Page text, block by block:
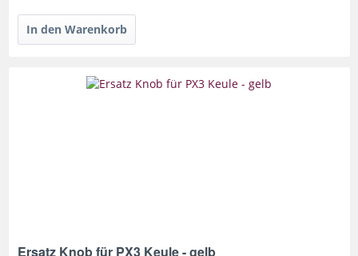
Ersatz Knob für PX3 Keule - gelb